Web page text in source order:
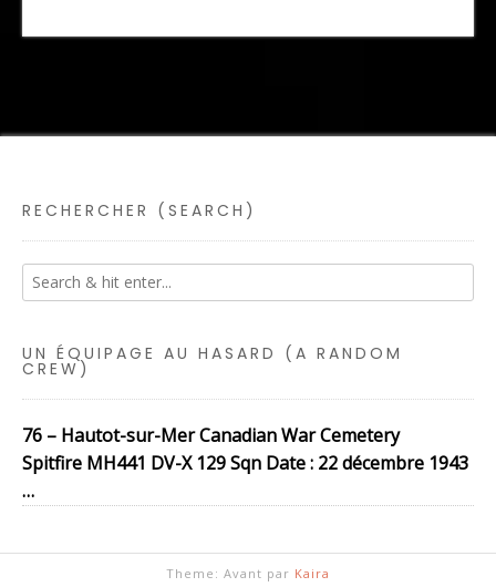
RECHERCHER (SEARCH)
UN ÉQUIPAGE AU HASARD (A RANDOM
CREW)
76 – Hautot-sur-Mer Canadian War Cemetery
Spitfire MH441 DV-X 129 Sqn Date : 22 décembre 1943
…
Theme: Avant par Kaira